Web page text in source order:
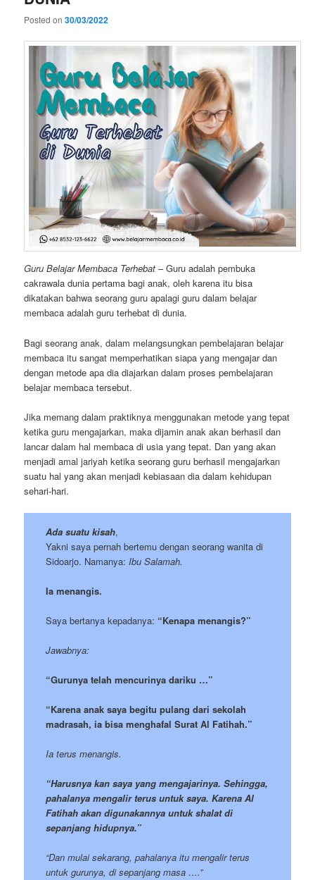
Posted on30/03/2022
Guru Belajar Membaca Terhebat – Guru adalah pembuka
cakrawala dunia pertama bagi anak, oleh karena itu bisa
dikatakan bahwa seorang guru apalagi guru dalam belajar
membaca adalah guru terhebat di dunia.
Bagi seorang anak, dalam melangsungkan pembelajaran belajar
membaca itu sangat memperhatikan siapa yang mengajar dan
dengan metode apa dia diajarkan dalam proses pembelajaran
belajar membaca tersebut.
Jika memang dalam praktiknya menggunakan metode yang tepat
ketika guru mengajarkan, maka dijamin anak akan berhasil dan
lancar dalam hal membaca di usia yang tepat. Dan yang akan
menjadi amal jariyah ketika seorang guru berhasil mengajarkan
suatu hal yang akan menjadi kebiasaan dia dalam kehidupan
sehari-hari.
Ada suatu kisah,
Yakni saya pernah bertemu dengan seorang wanita di
Sidoarjo. Namanya: Ibu Salamah.
Ia menangis.
Saya bertanya kepadanya: “Kenapa menangis?”
Jawabnya:
“Gurunya telah mencurinya dariku …”
“Karena anak saya begitu pulang dari sekolah
madrasah, ia bisa menghafal Surat Al Fatihah.”
Ia terus menangis.
“Harusnya kan saya yang mengajarinya. Sehingga,
pahalanya mengalir terus untuk saya. Karena Al
Fatihah akan digunakannya untuk shalat di
sepanjang hidupnya.”
“Dan mulai sekarang, pahalanya itu mengalir terus
untuk gurunya, di sepanjang masa ….”